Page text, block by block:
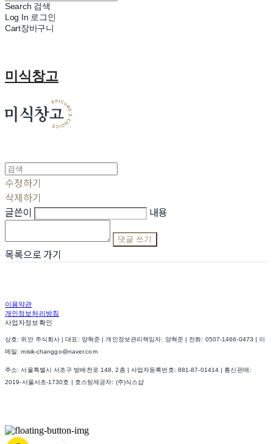
Search 검색
Log In 로그인
Cart장바구니
미식창고
수정하기
삭제하기
글쓴이
내용
댓글 쓰기
목록으로 가기
이용약관
개인정보처리방침
사업자정보확인
상호: 위안 주식회사 | 대표: 양혁준 | 개인정보관리책임자: 양혁준 | 전화: 0507-1466-0473 | 이
메일: misik-changgo@naver.com
주소: 서울특별시 서초구 방배천로 148, 2층 | 사업자등록번호: 881-87-01414 | 통신판매:
2019-서울서초-1730호
| 호스팅제공자: (주)식스샵